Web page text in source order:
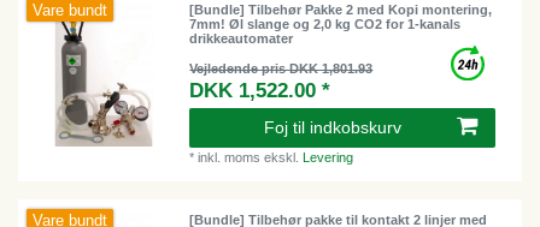
Vare bundt
[Bundle] Tilbehør Pakke 2 med Kopi montering,
7mm! Øl slange og 2,0 kg CO2 for 1-kanals
drikkeautomater
Vejledende pris DKK 1,801.93
DKK 1,522.00 *
Foj til indkobskurv
*inkl. moms ekskl. Levering
Vare bundt
[Bundle] Tilbehør pakke til kontakt 2 linjer med